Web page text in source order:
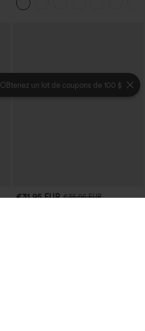
OBtenez un lot de coupons de 100 $
€31,95 EUR €35,95 EUR